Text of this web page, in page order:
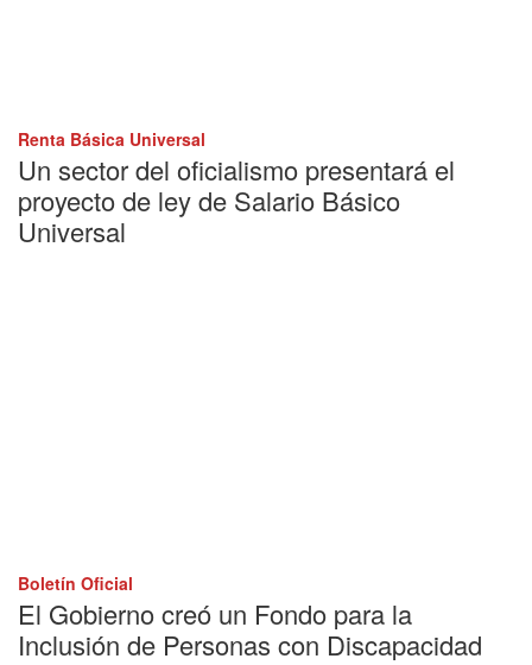
Renta Básica Universal
Un sector del oficialismo presentará el
proyecto de ley de Salario Básico
Universal
Boletín Oficial
El Gobierno creó un Fondo para la
Inclusión de Personas con Discapacidad